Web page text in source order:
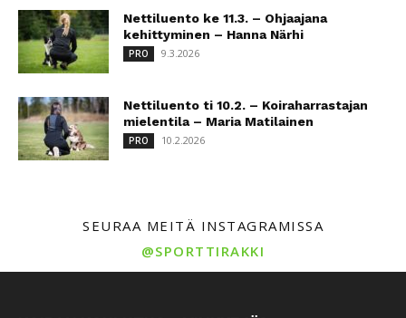
Nettiluento ke 11.3. – Ohjaajana
kehittyminen – Hanna Närhi
PRO 9.3.2026
Nettiluento ti 10.2. – Koiraharrastajan
mielentila – Maria Matilainen
PRO 10.2.2026
SEURAA MEITÄ INSTAGRAMISSA
@SPORTTIRAKKI